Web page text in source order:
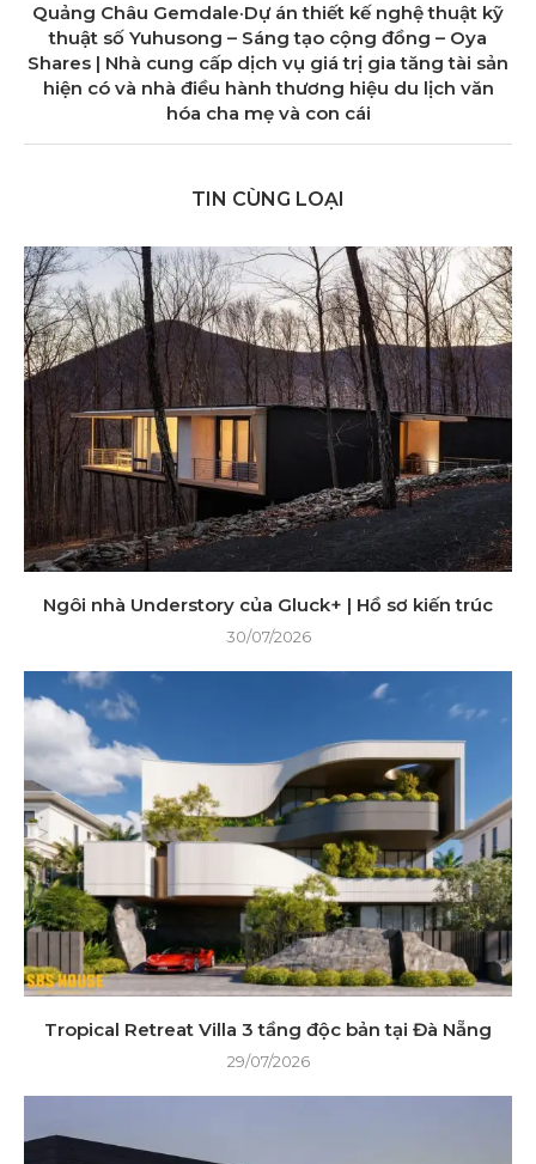
Quảng Châu Gemdale·Dự án thiết kế nghệ thuật kỹ
thuật số Yuhusong – Sáng tạo cộng đồng – Oya
Shares | Nhà cung cấp dịch vụ giá trị gia tăng tài sản
hiện có và nhà điều hành thương hiệu du lịch văn
hóa cha mẹ và con cái
TIN CÙNG LOẠI
Ngôi nhà Understory của Gluck+ | Hồ sơ kiến ​​trúc
30/07/2026
Tropical Retreat Villa 3 tầng độc bản tại Đà Nẵng
29/07/2026